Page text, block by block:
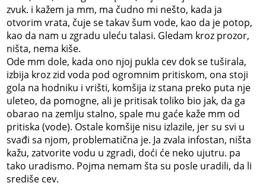
zvuk. i kažem ja mm, ma čudno mi nešto, kada ja
otvorim vrata, čuje se takav šum vode, kao da je potop,
kao da nam u zgradu uleću talasi. Gledam kroz prozor,
ništa, nema kiše.
Ode mm dole, kada ono njoj pukla cev dok se tuširala,
izbija kroz zid voda pod ogromnim pritiskom, ona stoji
gola na hodniku i vrišti, komšija iz stana preko puta nje
uleteo, da pomogne, ali je pritisak toliko bio jak, da ga
obarao na zemlju stalno, spale mu gaće kaže mm od
pritiska (vode). Ostale komšije nisu izlazile, jer su svi u
svađi sa njom, problematična je. Ja zvala infostan, ništa
kažu, zatvorite vodu u zgradi, doći će neko ujutru. pa
tako uradismo. Pojma nemam šta su posle uradili, da li
središe cev.